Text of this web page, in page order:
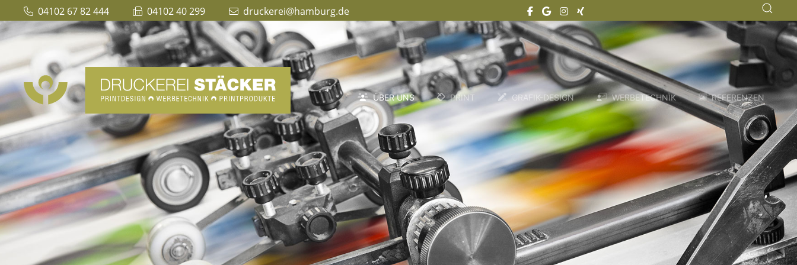
04102 67 82 444 04102 40 299 druckerei@hamburg.de
ÜBER UNS PRINT GRAFIK-DESIGN WERBETECHNIK REFERENZEN